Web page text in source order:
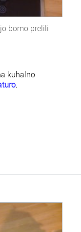
bomo prelili
kuhalno
.